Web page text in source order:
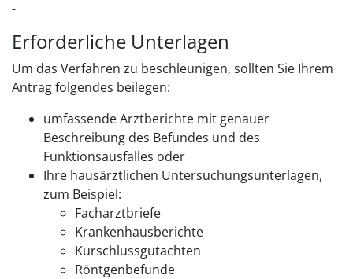
-
Erforderliche Unterlagen
Um das Verfahren zu beschleunigen, sollten Sie Ihrem
Antrag folgendes beilegen:
umfassende Arztberichte mit genauer
Beschreibung des Befundes und des
Funktionsausfalles oder
Ihre hausärztlichen Untersuchungsunterlagen,
zum Beispiel:
Facharztbriefe
Krankenhausberichte
Kurschlussgutachten
Röntgenbefunde